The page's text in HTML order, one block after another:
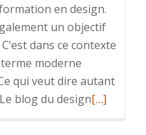
en design.
un objectif
dans ce contexte
moderne
qui veut dire autant
blog du designEn
[…]